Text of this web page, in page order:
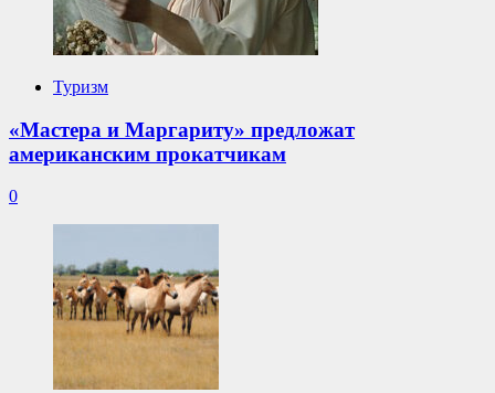
Туризм
«Мастера и Маргариту» предложат
американским прокатчикам
0